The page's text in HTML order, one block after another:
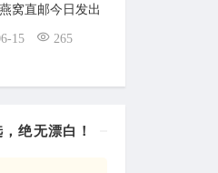
窝直邮今日发出
15 265
绝无漂白！